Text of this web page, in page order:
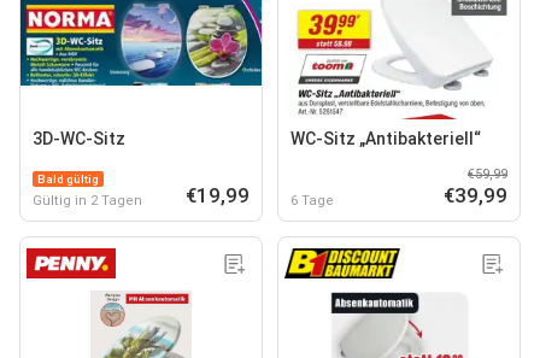
3D-WC-Sitz
Bald gültig
Gültig in 2 Tagen €19,99
WC-Sitz „Antibakteriell“
6 Tage
€59,99
€39,99